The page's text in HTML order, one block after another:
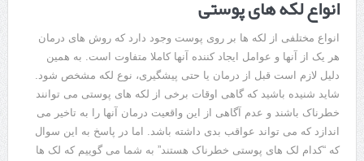
انواع لکه های پوستی
انواع مختلفی از لکه ها بر روی پوست وجود دارد که روش های درمان
هر یک از آنها و عوامل ایجاد کننده آنها کاملا متفاوت است. به همین
دلیل لازم است قبل از درمان یا حتی پیشگیری، نوع لکه مشخص شود.
شاید شنیده باشید که گاهی اوقات برخی از لکه های پوستی می توانند
خطرناک باشند و عدم آگاهی از این واقعیت درمان آنها را به تاخیر می
اندازد که می تواند عواقب بدی داشته باشد. اما در پاسخ به این سوال
که “کدام لک های پوستی خطرناک هستند” به شما می گوییم که لک ها